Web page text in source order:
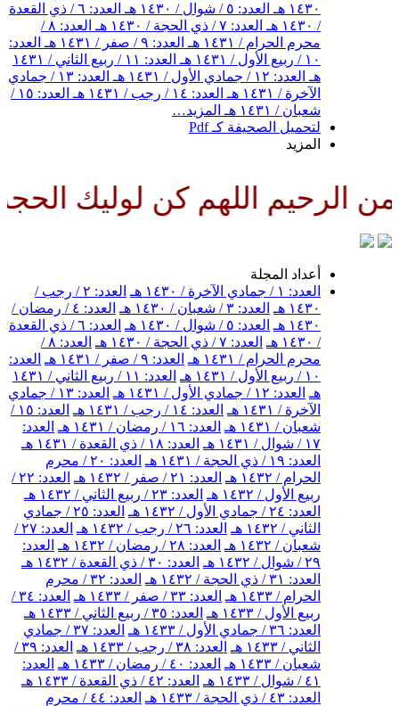
١٤٣٠ هـ
العدد: ٥ / شوال / ١٤٣٠ هـ
العدد: ٦ / ذي القعدة
/ ١٤٣٠ هـ
العدد: ٧ / ذي الحجة / ١٤٣٠ هـ
العدد: ٨ /
محرم الحرام / ١٤٣١ هـ
العدد: ٩ / صفر / ١٤٣١ هـ
العدد:
١٠ / ربيع الأول / ١٤٣١ هـ
العدد: ١١ / ربيع الثاني / ١٤٣١
هـ العدد: ١٢ / جمادي الأول / ١٤٣١ هـ
العدد: ١٣ / جمادي
الآخرة / ١٤٣١ هـ
العدد: ١٤ / رجب / ١٤٣١ هـ
العدد: ١٥ /
شعبان / ١٤٣١ هـ
المزيد…
لتحميل الصحيفة كـ Pdf
المزيد
اللهم كن لوليك الحجة
أعداد المجلة
العدد: ١ / جمادي الآخرة / ١٤٣٠ هـ
العدد: ٢ / رجب /
١٤٣٠ هـ
العدد: ٣ / شعبان / ١٤٣٠ هـ
العدد: ٤ / رمضان /
١٤٣٠ هـ
العدد: ٥ / شوال / ١٤٣٠ هـ
العدد: ٦ / ذي القعدة
/ ١٤٣٠ هـ
العدد: ٧ / ذي الحجة / ١٤٣٠ هـ
العدد: ٨ /
محرم الحرام / ١٤٣١ هـ
العدد: ٩ / صفر / ١٤٣١ هـ
العدد:
١٠ / ربيع الأول / ١٤٣١ هـ
العدد: ١١ / ربيع الثاني / ١٤٣١
هـ العدد: ١٢ / جمادي الأول / ١٤٣١ هـ
العدد: ١٣ / جمادي
الآخرة / ١٤٣١ هـ
العدد: ١٤ / رجب / ١٤٣١ هـ
العدد: ١٥ /
شعبان / ١٤٣١ هـ
العدد: ١٦ / رمضان / ١٤٣١ هـ
العدد:
١٧ / شوال / ١٤٣١ هـ
العدد: ١٨ / ذي القعدة / ١٤٣١ هـ
العدد: ١٩ / ذي الحجة / ١٤٣١ هـ
العدد: ٢٠ / محرم
الحرام / ١٤٣٢ هـ
العدد: ٢١ / صفر / ١٤٣٢ هـ
العدد: ٢٢ /
ربيع الأول / ١٤٣٢ هـ
العدد: ٢٣ / ربيع الثاني / ١٤٣٢ هـ
العدد: ٢٤ / جمادي الأول / ١٤٣٢ هـ
العدد: ٢٥ / جمادي
الثاني / ١٤٣٢ هـ
العدد: ٢٦ / رجب / ١٤٣٢ هـ
العدد: ٢٧ /
شعبان / ١٤٣٢ هـ
العدد: ٢٨ / رمضان / ١٤٣٢ هـ
العدد:
٢٩ / شوال / ١٤٣٢ هـ
العدد: ٣٠ / ذي القعدة / ١٤٣٢ هـ
العدد: ٣١ / ذي الحجة / ١٤٣٢ هـ
العدد: ٣٢ / محرم
الحرام / ١٤٣٣ هـ
العدد: ٣٣ / صفر / ١٤٣٣ هـ
العدد: ٣٤ /
ربيع الأول / ١٤٣٣ هـ
العدد: ٣٥ / ربيع الثاني / ١٤٣٣ هـ
العدد: ٣٦ / جمادي الأول / ١٤٣٣ هـ
العدد: ٣٧ / جمادي
الثاني / ١٤٣٣ هـ
العدد: ٣٨ / رجب / ١٤٣٣ هـ
العدد: ٣٩ /
شعبان / ١٤٣٣ هـ
العدد: ٤٠ / رمضان / ١٤٣٣ هـ
العدد:
٤١ / شوال / ١٤٣٣ هـ
العدد: ٤٢ / ذي القعدة / ١٤٣٣ هـ
العدد: ٤٣ / ذي الحجة / ١٤٣٣ هـ
العدد: ٤٤ / محرم